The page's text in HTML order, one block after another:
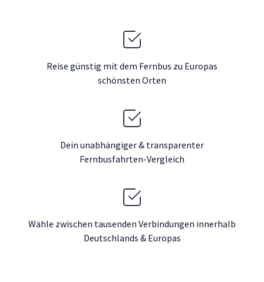
Reise günstig mit dem Fernbus zu Europas
schönsten Orten
Dein unabhängiger & transparenter
Fernbusfahrten-Vergleich
Wähle zwischen tausenden Verbindungen innerhalb
Deutschlands & Europas